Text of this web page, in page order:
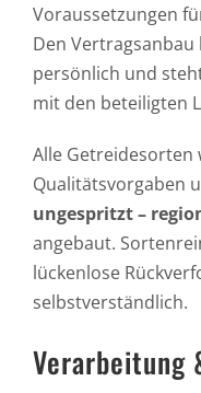
Voraussetzungen
Den
persönlich und
mit den beteiligten
Alle Getreidesorten
Qualitätsvorgaben
ungespritzt –
angebaut.
lückenlose
selbstverständlich.
Verarbeitung